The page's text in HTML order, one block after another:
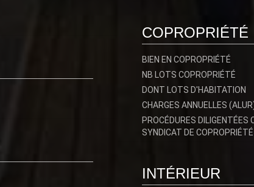
COPROPRIÉTÉ
BIEN EN COPROPRIÉTÉ
NB LOTS COPROPRIÉTÉ
DONT LOTS D'HABITATION
CHARGES ANNUELLES
PROCÉDURES DILIGENTÉES
SYNDICAT DE COPROPRIÉTÉ
INTÉRIEUR